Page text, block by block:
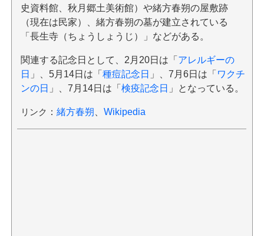
史資料館、秋月郷土美術館）や緒方春朔の屋敷跡
（現在は民家）、緒方春朔の墓が建立されている
「長生寺（ちょうしょうじ）」などがある。
関連する記念日として、2月20日は「 アレルギーの
日 」、5月14日は「 種痘記念日 」、7月6日は「 ワクチ
ンの日 」、7月14日は「 検疫記念日 」となっている。
リンク ： 緒方春朔 Wikipedia